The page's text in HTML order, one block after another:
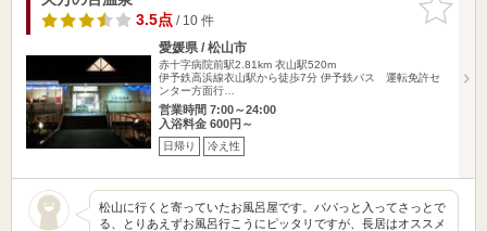
りに追加
3.5点/ 10 件
愛媛県 / 松山市
赤十字病院前駅2.81km 衣山駅520m
伊予鉄高浜線衣山駅から徒歩7分 伊予鉄バス 運転免許セ
ンター方面行…
営業時間 7:00～24:00
入浴料金 600円～
日帰り 冷え性
松山に行くと寄っていたお風呂屋です。パパっと入ってさっとで
る、とりあえずお風呂行こうにピッタリですが、長居はオススメ